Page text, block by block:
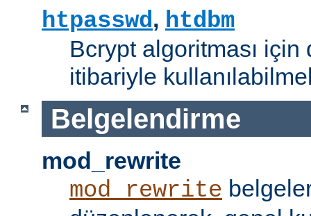
htpasswd, htdbm
Bcrypt algoritması için
itibariyle
Belgelendirme
mod_rewrite
mod_rewrite